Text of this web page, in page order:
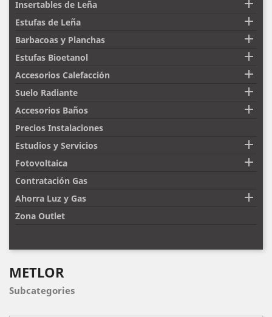
Insertables de Leña 
Estufas de Leña 
Barbacoas y Planchas 
Estufas Bioetanol 
Accesorios Calefacción 
Suelo Radiante 
Accesorios Baños 
Precios Instalaciones
Estudios y Servicios

Fotovoltaica 
Contratación Gas
Ahorra Luz y Gas

Zona Outlet
METLOR
Subcategories